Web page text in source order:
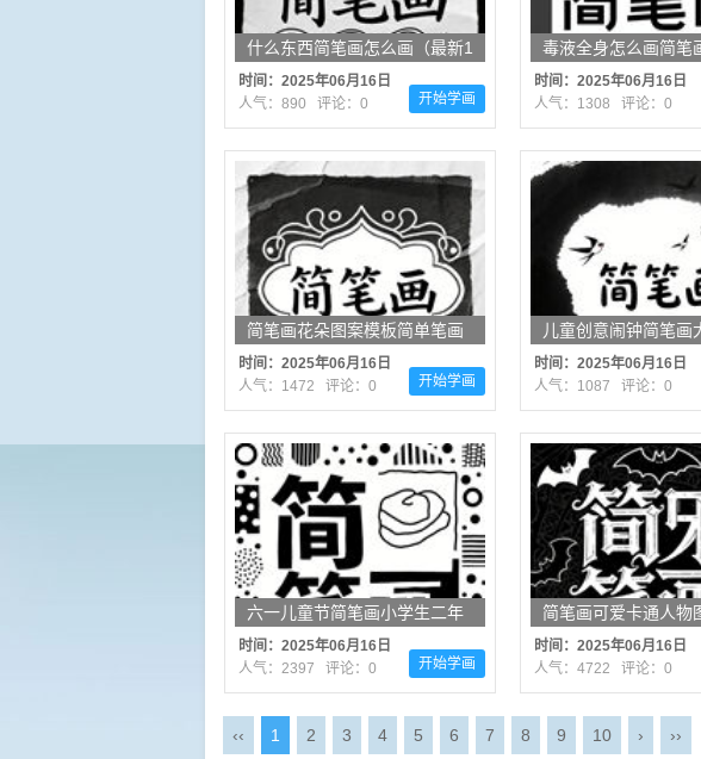
什么东西简笔画怎么画（最新1
3张）
时间：2025年06月16日
人气：890 评论：0
开始学画
毒液全身怎么画简笔
1张）
时间：2025年06月16日
人气：1308 评论：0
简笔画花朵图案模板简单笔画
（热门17张）
时间：2025年06月16日
人气：1472 评论：0
开始学画
儿童创意闹钟简笔画
（最新13张）
时间：2025年06月16日
人气：1087 评论：0
六一儿童节简笔画小学生二年
级简单（共15张）
时间：2025年06月16日
人气：2397 评论：0
开始学画
简笔画可爱卡通人物
色简单（汇总15张）
时间：2025年06月16日
人气：4722 评论：0
‹‹ 1 2 3 4 5 6 7 8 9 10 › ››